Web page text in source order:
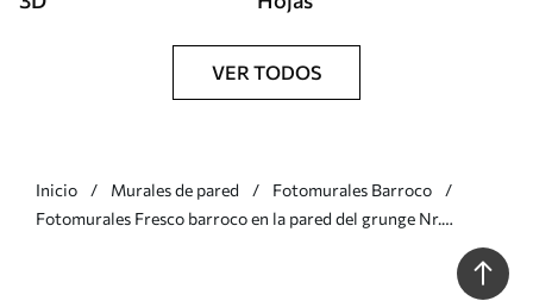
VER TODOS
Inicio Murales de pared
Fotomurales Barroco
Fotomurales Fresco barroco en la pared del grunge Nr.